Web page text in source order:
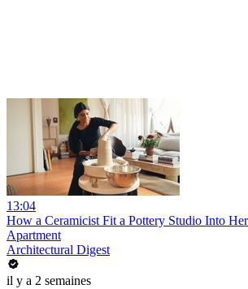
13:04
How a Ceramicist Fit a Pottery Studio Into
Apartment
Architectural Digest
il y a 2 semaines